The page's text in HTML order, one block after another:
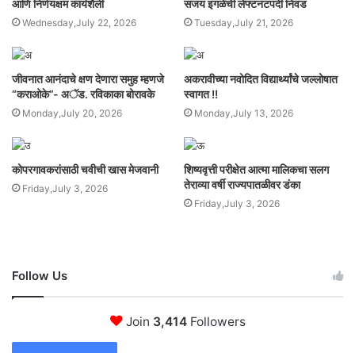
आणि निर्णयक्षम कार्यशैली
Wednesday,July 22, 2026
संजय इंगळेची लेफ्टनंटपदी निवड
Tuesday,July 21, 2026
जीवनात आनंदाचे क्षण देणारा समुह म्हणजे
“कराओके”- अॅड. रविकाका बोरावके
Monday,July 20, 2026
अकरावीच्या नवोदित विद्यार्थ्यांचे जल्लोषात
स्वागत !!
Monday,July 13, 2026
कोपरगावकरांसाठी चवीची खास मेजवानी
Friday,July 3, 2026
शिष्यवृत्ती परीक्षेत आत्मा मालिकचा सलग
तेराव्या वर्षी राज्यपातळीवर डंका
Friday,July 3, 2026
Follow Us
Join 3,414Followers